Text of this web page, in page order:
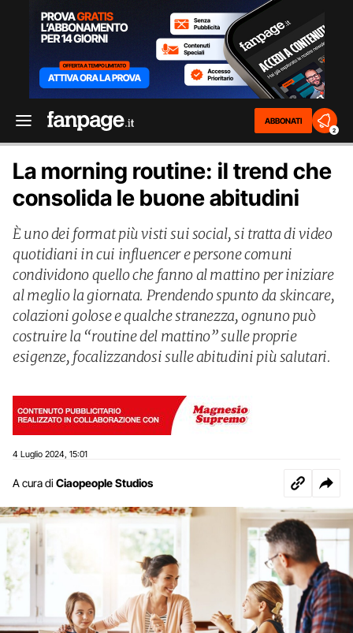
ABBONATI
2
La morning routine: il trend che
consolida le buone abitudini
È uno dei format più visti sui social, si tratta di video
quotidiani in cui influencer e persone comuni
condividono quello che fanno al mattino per iniziare
al meglio la giornata. Prendendo spunto da skincare,
colazioni golose e qualche stranezza, ognuno può
costruire la “routine del mattino” sulle proprie
esigenze, focalizzandosi sulle abitudini più salutari.
4 Luglio 2024 15:01
A cura di Ciaopeople Studios